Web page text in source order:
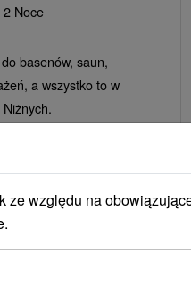
2 Noce
basenów, saun,
a wszystko to w
ze względu na